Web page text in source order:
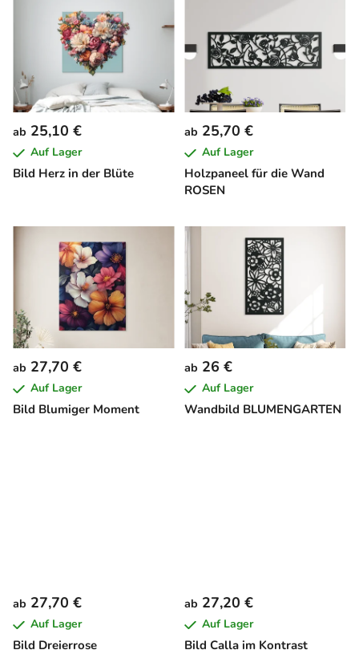
Bild Herz in der Blüte
ab 25,10 €
Auf Lager
Holzpaneel für die Wand
ROSEN
ab 25,70 €
Auf Lager
Bild Blumiger Moment
ab 27,70 €
Auf Lager
Wandbild BLUMENGARTEN
ab 26 €
Auf Lager
Bild Dreierrose
ab 27,70 €
Auf Lager
Bild Calla im Kontrast
ab 27,20 €
Auf Lager